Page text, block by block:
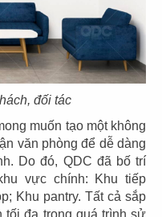
đối tác
muốn tạo một không
văn phòng để dễ dàng
Do đó, QDC đã bố trí
vực chính: Khu tiếp
Khu pantry. Tất cả sắp
MAI